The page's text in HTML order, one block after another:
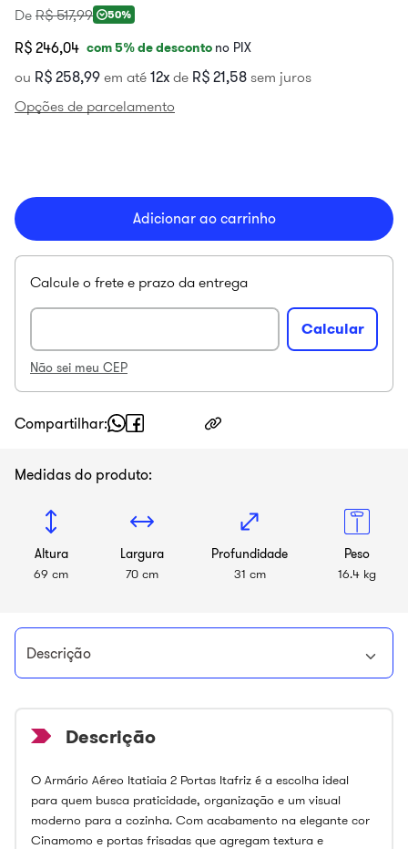
De R$ 517,99 50%
R$ 246,04 com5% de desconto no PIX
ou R$ 258,99 em até 12 de R$ 21,58 sem juros
Opções de parcelamento
Adicionar ao carrinho
Não sei meu CEP
Compartilhar
Medidas do produto:
Altura
69 cm
Largura
70 cm
Profundidade
31 cm
Peso
16.4 kg
Descrição
O Armário Aéreo Itatiaia 2 Portas Itafriz é a escolha ideal
para quem busca praticidade, organização e um visual
moderno para a cozinha. Com acabamento na elegante cor
Cinamomo e portas frisadas que agregam textura e